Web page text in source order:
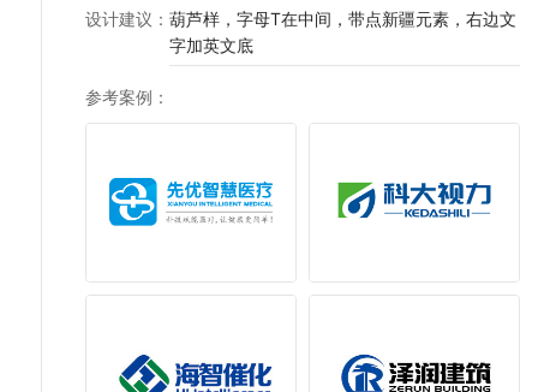
设计建议 ： 葫芦样，字母T在中间，带点新疆元素，右边文
参考案例 ：